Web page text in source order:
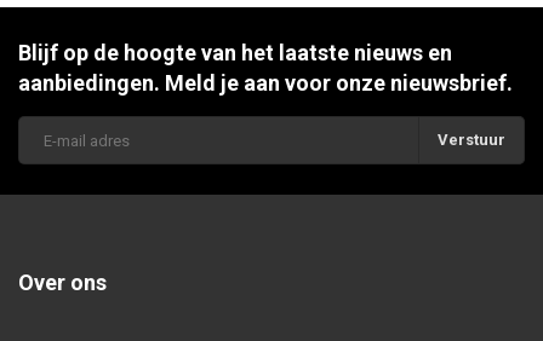
Blijf op de hoogte van het laatste nieuws en
aanbiedingen. Meld je aan voor onze nieuwsbrief.
Verstuur
Over ons